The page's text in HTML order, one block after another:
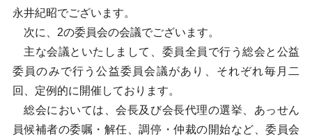
永井紀昭でございます。
次に、2の委員会の会議でございます。
主な会議といたしまして、委員全員で行う総会と公益
委員のみで行う公益委員会議があり、それぞれ毎月二
回、定例的に開催しております。
総会においては、会長及び会長代理の選挙、あっせん
員候補者の委嘱・解任、調停・仲裁の開始など、委員会